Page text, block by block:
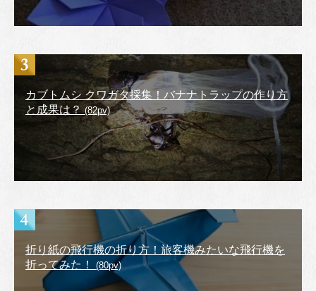
カブトムシ クワガタ採集！バナナトラップの作り方
と成果は？(82pv)
折り紙の飛行機の折り方！旅客機みたいな飛行機を
折ってみた！
(80pv)